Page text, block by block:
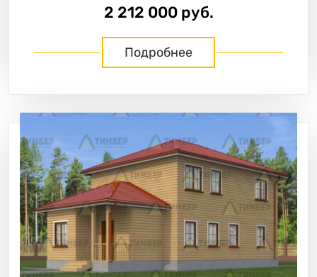
2 212 000 руб.
Подробнее